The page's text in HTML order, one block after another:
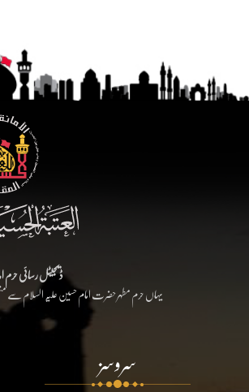
ڈیجیٹل رسائی حرم
یہاں حرم مطہر حضرت امام حسین علیہ السلام سے
سروسز